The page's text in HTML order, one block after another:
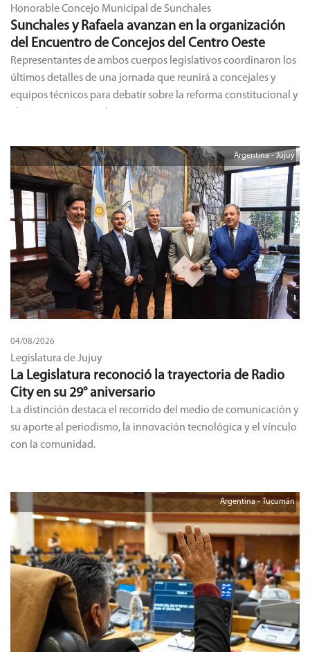
Honorable Concejo Municipal de Sunchales
Sunchales y Rafaela avanzan en la organización
del Encuentro de Concejos del Centro Oeste
Representantes de ambos cuerpos legislativos coordinaron los
últimos detalles de una jornada que reunirá a concejales y
equipos técnicos para debatir sobre la reforma constitucional y
04/08/2026
Legislatura de Jujuy
Argentina - Jujuy
La Legislatura reconoció la trayectoria de Radio
City en su 29° aniversario
La distinción destaca el recorrido del medio de comunicación y
su aporte al periodismo, la innovación tecnológica y el vínculo
con la comunidad.
Argentina - Tucumán